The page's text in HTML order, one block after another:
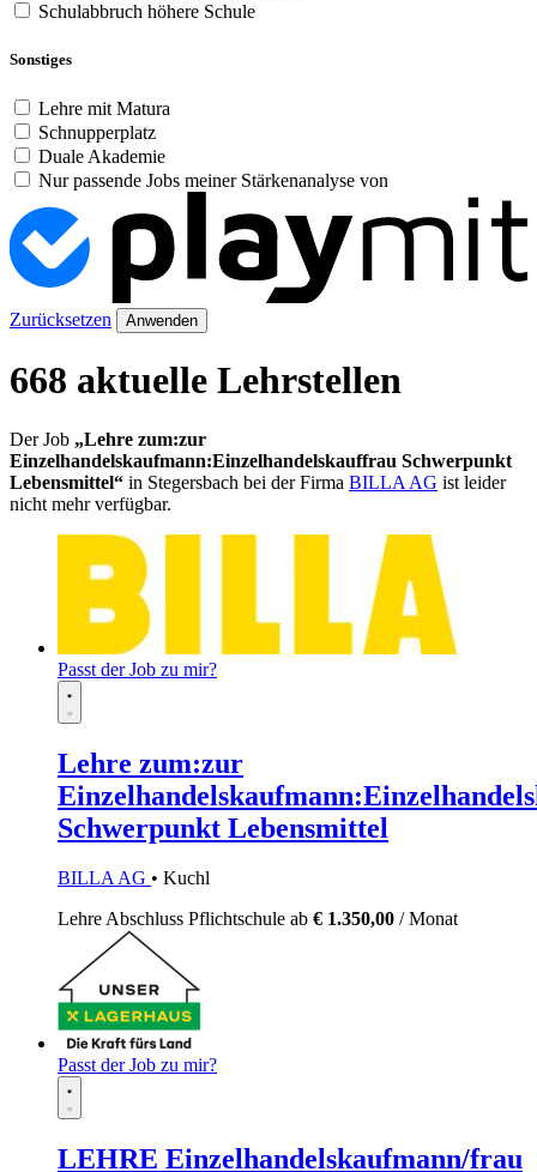
Schulabbruch höhere Schule
Sonstiges
Lehre mit Matura
Schnupperplatz
Duale Akademie
Nur passende Jobs meiner Stärkenanalyse von
Zurücksetzen Anwenden
668 aktuelle Lehrstellen
Der Job „Lehre zum:zur
Einzelhandelskaufmann:Einzelhandelskauffrau Schwerpunkt
Lebensmittel“ in Stegersbach bei der Firma BILLA AG ist leider
nicht mehr verfügbar.
Passt der Job zu mir?
Lehre zum:zur
Schwerpunkt Lebensmittel
BILLA AG • Kuchl
LehreAbschluss Pflichtschule ab € 1.350,00 / Monat
Passt der Job zu mir?
LEHRE Einzelhandelskaufmann/frau